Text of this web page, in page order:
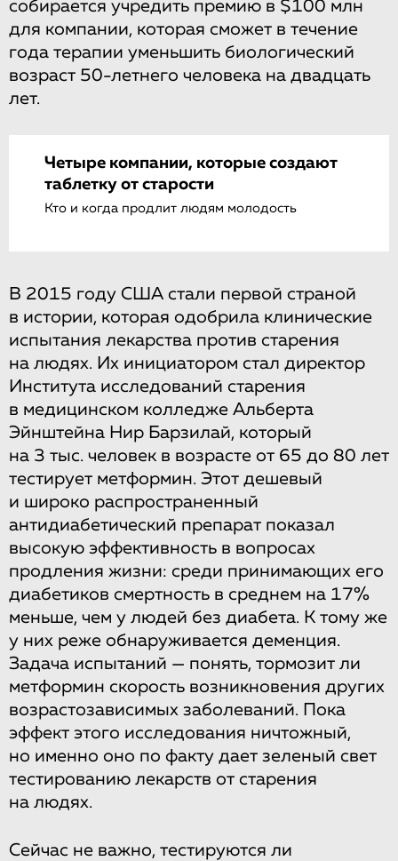
собирается учредить премию в $100 млн
для компании, которая сможет в течение
года терапии уменьшить биологический
возраст 50-летнего человека на двадцать
лет.
Четыре компании, которые создают
таблетку от старости
Кто и когда продлит людям молодость
В 2015 году США стали первой страной
в истории, которая одобрила клинические
испытания лекарства против старения
на людях. Их инициатором стал директор
Института исследований старения
в медицинском колледже Альберта
Эйнштейна Нир Барзилай, который
на 3 тыс. человек в возрасте от 65 до 80 лет
тестирует метформин. Этот дешевый
и широко распространенный
антидиабетический препарат показал
высокую эффективность в вопросах
продления жизни: среди принимающих его
диабетиков смертность в среднем на 17%
меньше, чем у людей без диабета. К тому же
у них реже обнаруживается деменция.
Задача испытаний — понять, тормозит ли
метформин скорость возникновения других
возрастозависимых заболеваний. Пока
эффект этого исследования ничтожный,
но именно оно по факту дает зеленый свет
тестированию лекарств от старения
на людях.
Сейчас не важно, тестируются ли